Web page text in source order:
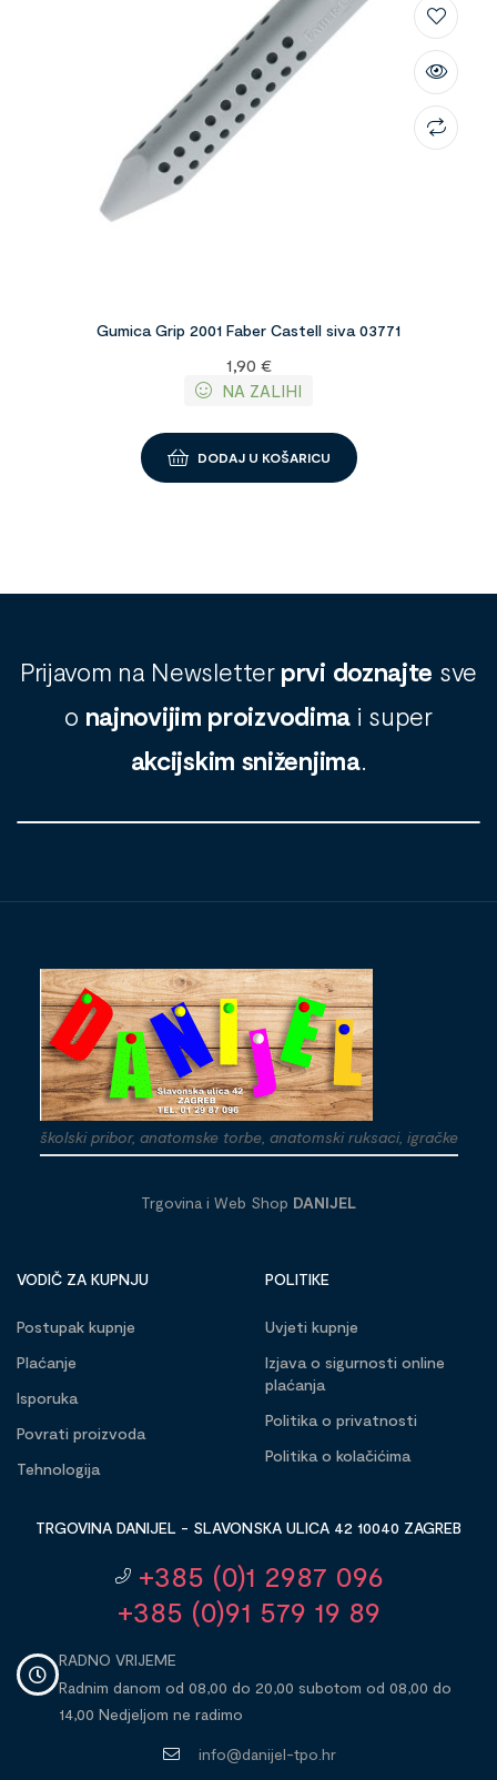
Gumica Grip 2001 Faber Castell siva 03771
1,90 €
NA ZALIHI
DODAJ U KOŠARICU
Prijavom na Newsletter prvi doznajte sve
o najnovijim proizvodima i super
akcijskim sniženjima.
školski pribor, anatomske torbe, anatomski ruksaci, igračke
Trgovina i Web Shop DANIJEL
VODIČ ZA KUPNJU
Postupak kupnje
Plaćanje
Isporuka
Povrati proizvoda
Tehnologija
POLITIKE
Uvjeti kupnje
Izjava o sigurnosti online
plaćanja
Politika o privatnosti
Politika o kolačićima
TRGOVINA DANIJEL - SLAVONSKA ULICA 42 10040 ZAGREB
+385 (0)1 2987 096
+385 (0)91 579 19 89
RADNO VRIJEME
Radnim danom od 08,00 do 20,00 subotom od 08,00 do
14,00 Nedjeljom ne radimo
info@danijel-tpo.hr